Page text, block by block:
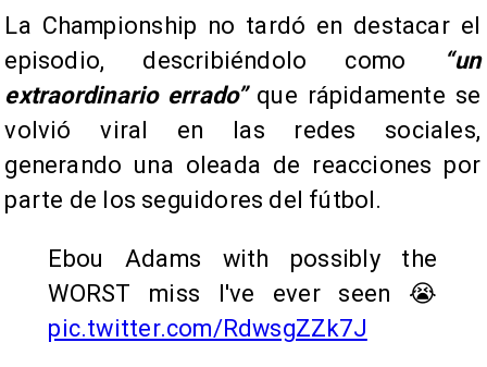
La Championship no tardó en destacar el
episodio, describiéndolo como
“un
extraordinario errado”que rápidamente se
volvió viral en las redes sociales,
generando una oleada de reacciones por
parte de los seguidores del fútbol.
Ebou Adams with possibly the
WORST miss I've ever seen 😭
pic.twitter.com/RdwsgZZk7J